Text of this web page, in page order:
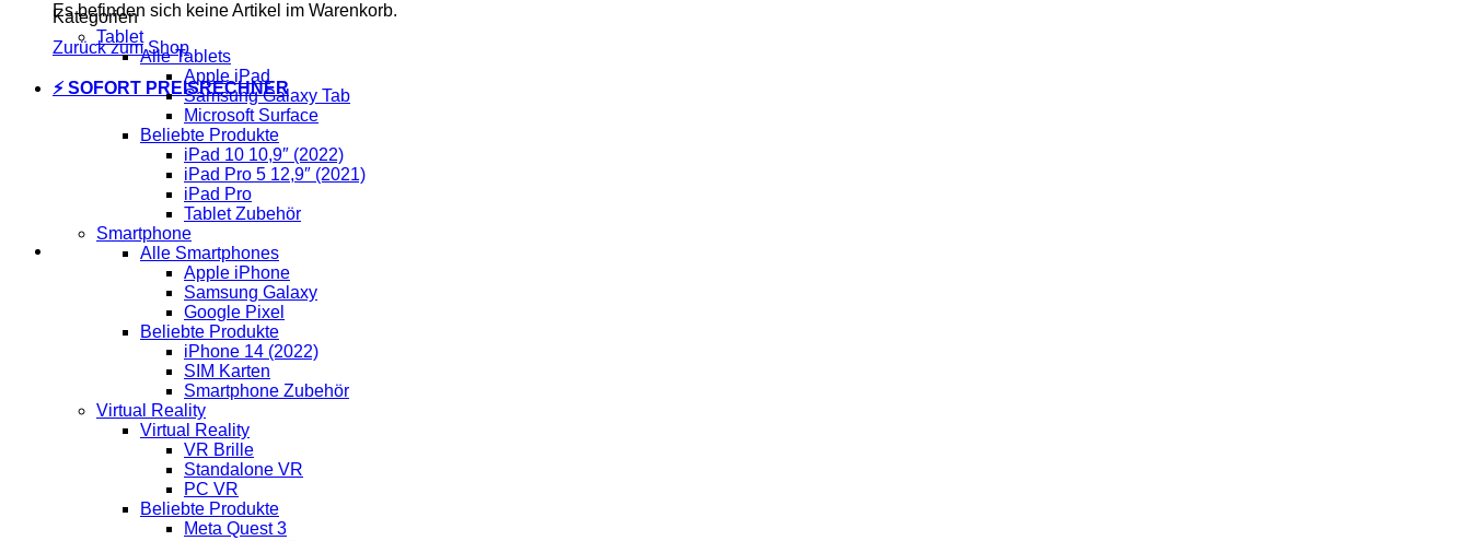
Es befinden sich keine Artikel im Warenkorb.
Zurück zum Shop
⚡ SOFORT PREISRECHNER
Kategorien
Tablet
Alle Tablets
Apple iPad
Samsung Galaxy Tab
Microsoft Surface
Beliebte Produkte
iPad 10 10,9″ (2022)
iPad Pro 5 12,9″ (2021)
iPad Pro
Tablet Zubehör
Smartphone
Alle Smartphones
Apple iPhone
Samsung Galaxy
Google Pixel
Beliebte Produkte
iPhone 14 (2022)
SIM Karten
Smartphone Zubehör
Virtual Reality
Virtual Reality
VR Brille
Standalone VR
PC VR
Beliebte Produkte
Meta Quest 3